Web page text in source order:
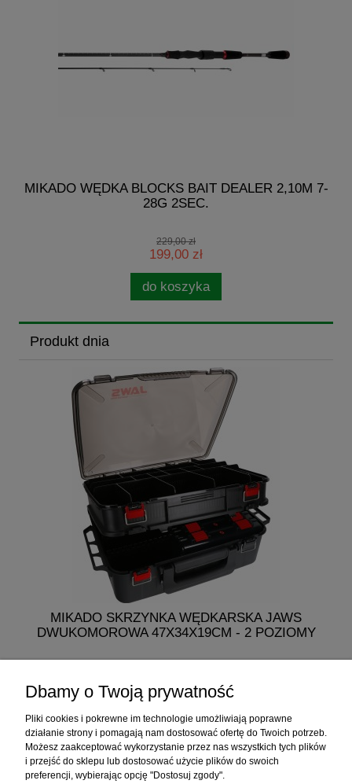
MIKADO WĘDKA BLOCKS BAIT DEALER 2,10M 7-
28G 2SEC.
229,00 zł
199,00 zł
do koszyka
Produkt dnia
MIKADO SKRZYNKA WĘDKARSKA JAWS
DWUKOMOROWA 47X34X19CM - 2 POZIOMY
do koszyka
Informacje
Dbamy o Twoją prywatność
Pliki cookies i pokrewne im technologie umożliwiają poprawne
działanie strony i pomagają nam dostosować ofertę do Twoich potrzeb.
Możesz zaakceptować wykorzystanie przez nas wszystkich tych plików
i przejść do sklepu lub dostosować użycie plików do swoich
preferencji, wybierając opcję "Dostosuj zgody".